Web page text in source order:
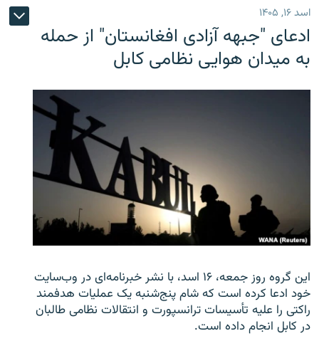
اسد ۱۶, ۱۴۰۵
ادعای "جبهه آزادی افغانستان" از حمله
به میدان هوایی نظامی کابل
این گروه روز جمعه، ۱۶ اسد، با نشر خبرنامه‌ای در وب‌سایت
خود ادعا کرده است که شام پنج‌شنبه یک عملیات هدفمند
راکتی را علیه تأسیسات ترانسپورت و انتقالات نظامی طالبان
در کابل انجام داده است.